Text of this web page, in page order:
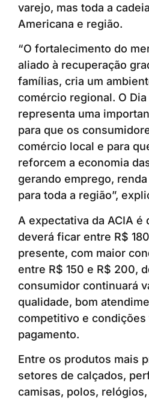
varejo, mas toda a
Americana e região.
“O fortalecimento do
aliado à recuperação
famílias, cria um
comércio regional. O Dia
representa uma
para que os
comércio local e para
reforcem a economia
gerando emprego,
para toda a região”,
A expectativa da ACIA
deverá ficar entre R$
presente, com maior
entre R$ 150 e R$ 200,
consumidor continuará
qualidade, bom
competitivo e condições
pagamento.
Entre os produtos mais
setores de calçados,
camisas, polos,